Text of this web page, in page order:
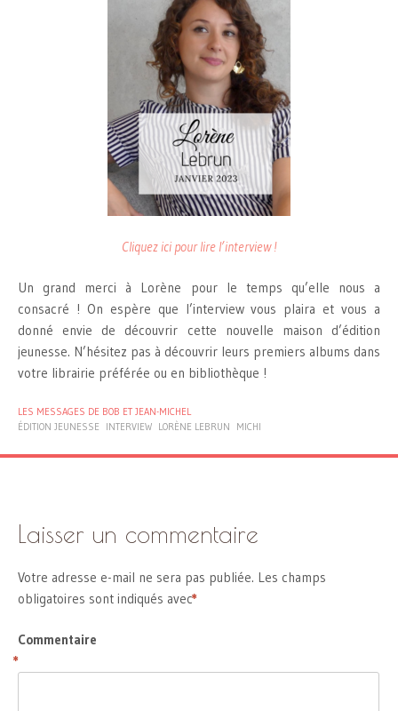
Cliquez ici pour lire l’interview !
Un grand merci à Lorène pour le temps qu’elle nous a
consacré ! On espère que l’interview vous plaira et vous a
donné envie de découvrir cette nouvelle maison d’édition
jeunesse. N’hésitez pas à découvrir leurs premiers albums dans
votre librairie préférée ou en bibliothèque !
LES MESSAGES DE BOB ET JEAN-MICHEL
ÉDITION JEUNESSE
INTERVIEW LORÈNE LEBRUN MICHI
Laisser un commentaire
Votre adresse e-mail ne sera pas publiée. Les champs
obligatoires sont indiqués avec
*
Commentaire
*